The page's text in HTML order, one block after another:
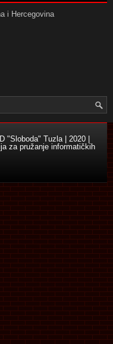
i Hercegovina
"Sloboda" Tuzla | 2020 |
za pružanje informatičkih